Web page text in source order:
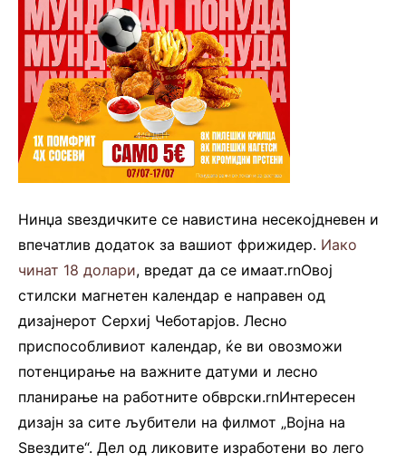
Нинџа ѕвездичките се навистина несекојдневен и
впечатлив додаток за вашиот фрижидер. Иако
чинат 18 долари, вредат да се имаат.rnОвој
стилски магнетен календар е направен од
дизајнерот Серхиј Чеботарјов. Лесно
приспособливиот календар, ќе ви овозможи
потенцирање на важните датуми и лесно
планирање на работните обврски.rnИнтересен
дизајн за сите љубители на филмот „Војна на
Ѕвездите“. Дел од ликовите изработени во лего